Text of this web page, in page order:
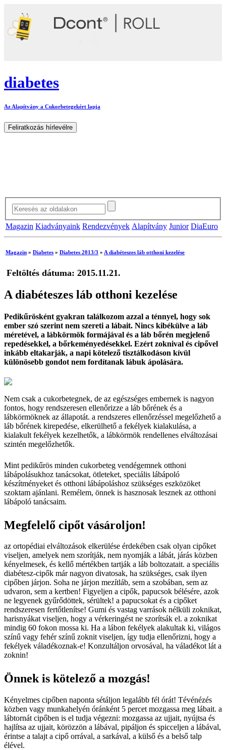
diabetes
Az Alapítvány a Cukorbetegekért lapja
Magazin Kiadványaink Rendezvények Alapítvány Junior DiaEuro
Magazin » Diabetes » Diabetes 2013/3 » A diabéteszes láb otthoni kezelése
Feltöltés dátuma: 2015.11.21.
A diabéteszes láb otthoni kezelése
Pedikűrösként gyakran találkozom azzal a ténnyel, hogy sok
ember szó szerint nem szereti a lábait. Nincs kibékülve a láb
méretével, a lábkörmök formájával és a láb bőrén megjelenő
repedésekkel, a bőrkeményedésekkel. Ezért zoknival és cipővel
inkább eltakarják, a napi kötelező tisztálkodáson kívül
különösebb gondot nem fordítanak lábuk ápolására.
Nem csak a cukorbetegnek, de az egészséges embernek is nagyon
fontos, hogy rendszeresen ellenőrizze a láb bőrének és a
lábkörmöknek az állapotát. a rendszeres ellenőrzéssel megelőzhető a
láb bőrének kirepedése, elkerülhető a fekélyek kialakulása, a
kialakult fekélyek kezelhetők, a lábkörmök rendellenes elváltozásai
szintén megelőzhetők.
Mint pedikűrös minden cukorbeteg vendégemnek otthoni
lábápolásukhoz tanácsokat, ötleteket, speciális lábápoló
készítményeket és otthoni lábápoláshoz szükséges eszközöket
szoktam ajánlani. Remélem, önnek is hasznosak lesznek az otthoni
lábápoló tanácsaim.
Megfelelő cipőt vásároljon!
az ortopédiai elváltozások elkerülése érdekében csak olyan cipőket
viseljen, amelyek nem szorítják, nem nyomják a lábát, járás közben
kényelmesek, és kellő mértékben tartják a láb boltozatait. a speciális
diabétesz-cipők már nagyon divatosak, ha szükséges, csak ilyen
cipőben járjon. Soha ne járjon mezítláb, sem a szobában, sem az
udvaron, sem a kertben! Figyeljen a cipők, papucsok bélésére, azok
ne legyenek gyűrődöttek, sérültek! a papucsokat és a cipőket
rendszeresen fertőtlenítse! Gumi és vastag varrások nélküli zoknikat,
harisnyákat viseljen, hogy a vérkeringést ne szorítsák el. a zoknikat
mindig 60 fokon mossa ki. Ha a lábon fekélyek alakultak ki, világos
színű vagy fehér színű zoknit viseljen, így tudja ellenőrizni, hogy a
fekélyek váladékoznak-e! Konzultáljon orvosával, ha váladékot lát a
zoknin!
Önnek is kötelező a mozgás!
Kényelmes cipőben naponta sétáljon legalább fél órát! Tévénézés
közben vagy munkahelyén óránként 5 percet mozgassa meg lábait. a
lábtornát cipőben is el tudja végezni: mozgassa az ujjait, nyújtsa és
hajlítsa az ujjait, körözzön a lábával, pipáljon és spicceljen a lábával,
érintse a talajt a cipő orrával, a sarkával, a külső és a belső talp
élével.